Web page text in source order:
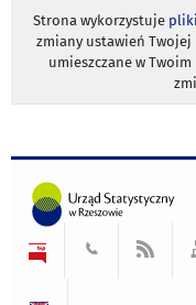
Strona wykorzystuje
zmiany ustawień Twojej
umieszczane w